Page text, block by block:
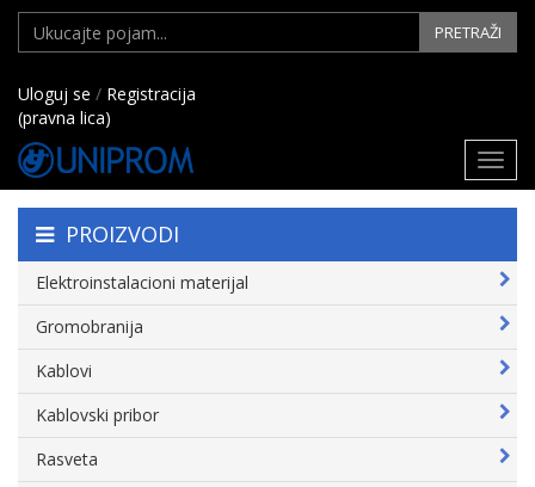
PRETRAŽI
Uloguj se / Registracija
(pravna lica)
PROIZVODI
Elektroinstalacioni materijal
Gromobranija
Kablovi
Kablovski pribor
Rasveta